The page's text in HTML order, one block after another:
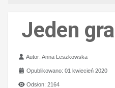
Jeden
Szczegóły
Autor:Anna Leszkowska
Opublikowano: 01 kwiecień 2020
Odsłon: 2164